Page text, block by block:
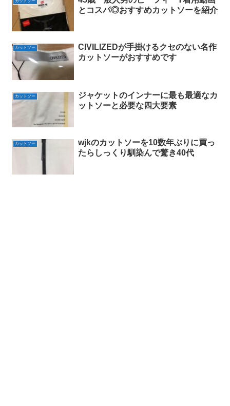
とコスパ◎おすすめカットソーを紹介
カットソー
CIVILIZEDが手掛けるクセのない名作
カットソーがおすすめです
カットソー
ジャケットのインナーに最も最適なカ
ットソーと必要な四大要素
カットソー
wjkのカットソーを10数年ぶりに買っ
たらしっくり馴染んで驚き40代